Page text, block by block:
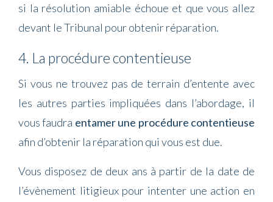
si la résolution amiable échoue et que vous allez
devant le Tribunal pour obtenir réparation.
4. La procédure contentieuse
Si vous ne trouvez pas de terrain d’entente avec
les autres parties impliquées dans l’abordage, il
vous faudra entamer une procédure contentieuse
afin d’obtenir la réparation qui vous est due.
Vous disposez de deux ans à partir de la date de
l’évènement litigieux pour intenter une action en